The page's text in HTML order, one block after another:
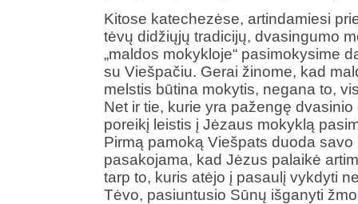
Kitose katechezėse, artindamiesi
tėvų didžiųjų tradicijų, dvasingumo
„maldos mokykloje“ pasimokysime
su Viešpačiu. Gerai žinome, kad
melstis būtina mokytis, negana to,
Net ir tie, kurie yra pažengę
poreikį leistis į Jėzaus mokyklą
Pirmą pamoką Viešpats duoda
pasakojama, kad Jėzus palaikė
tarp to, kuris atėjo į pasaulį vykdyti
Tėvo, pasiuntusio Sūnų išganyti